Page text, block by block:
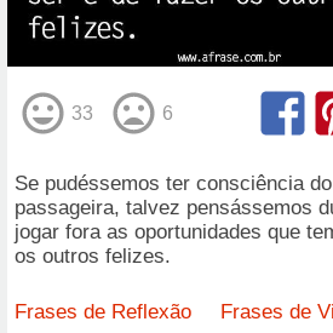
33 6
Se pudéssemos ter consciência
passageira, talvez pensássemos
jogar fora as oportunidades que
os outros felizes.
Frases de Reflexão Frases de